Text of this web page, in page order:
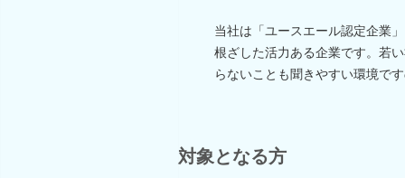
当社は「ユースエール認定企業
根ざした活力ある企業です。若
らないことも聞きやすい環境で
対象となる方